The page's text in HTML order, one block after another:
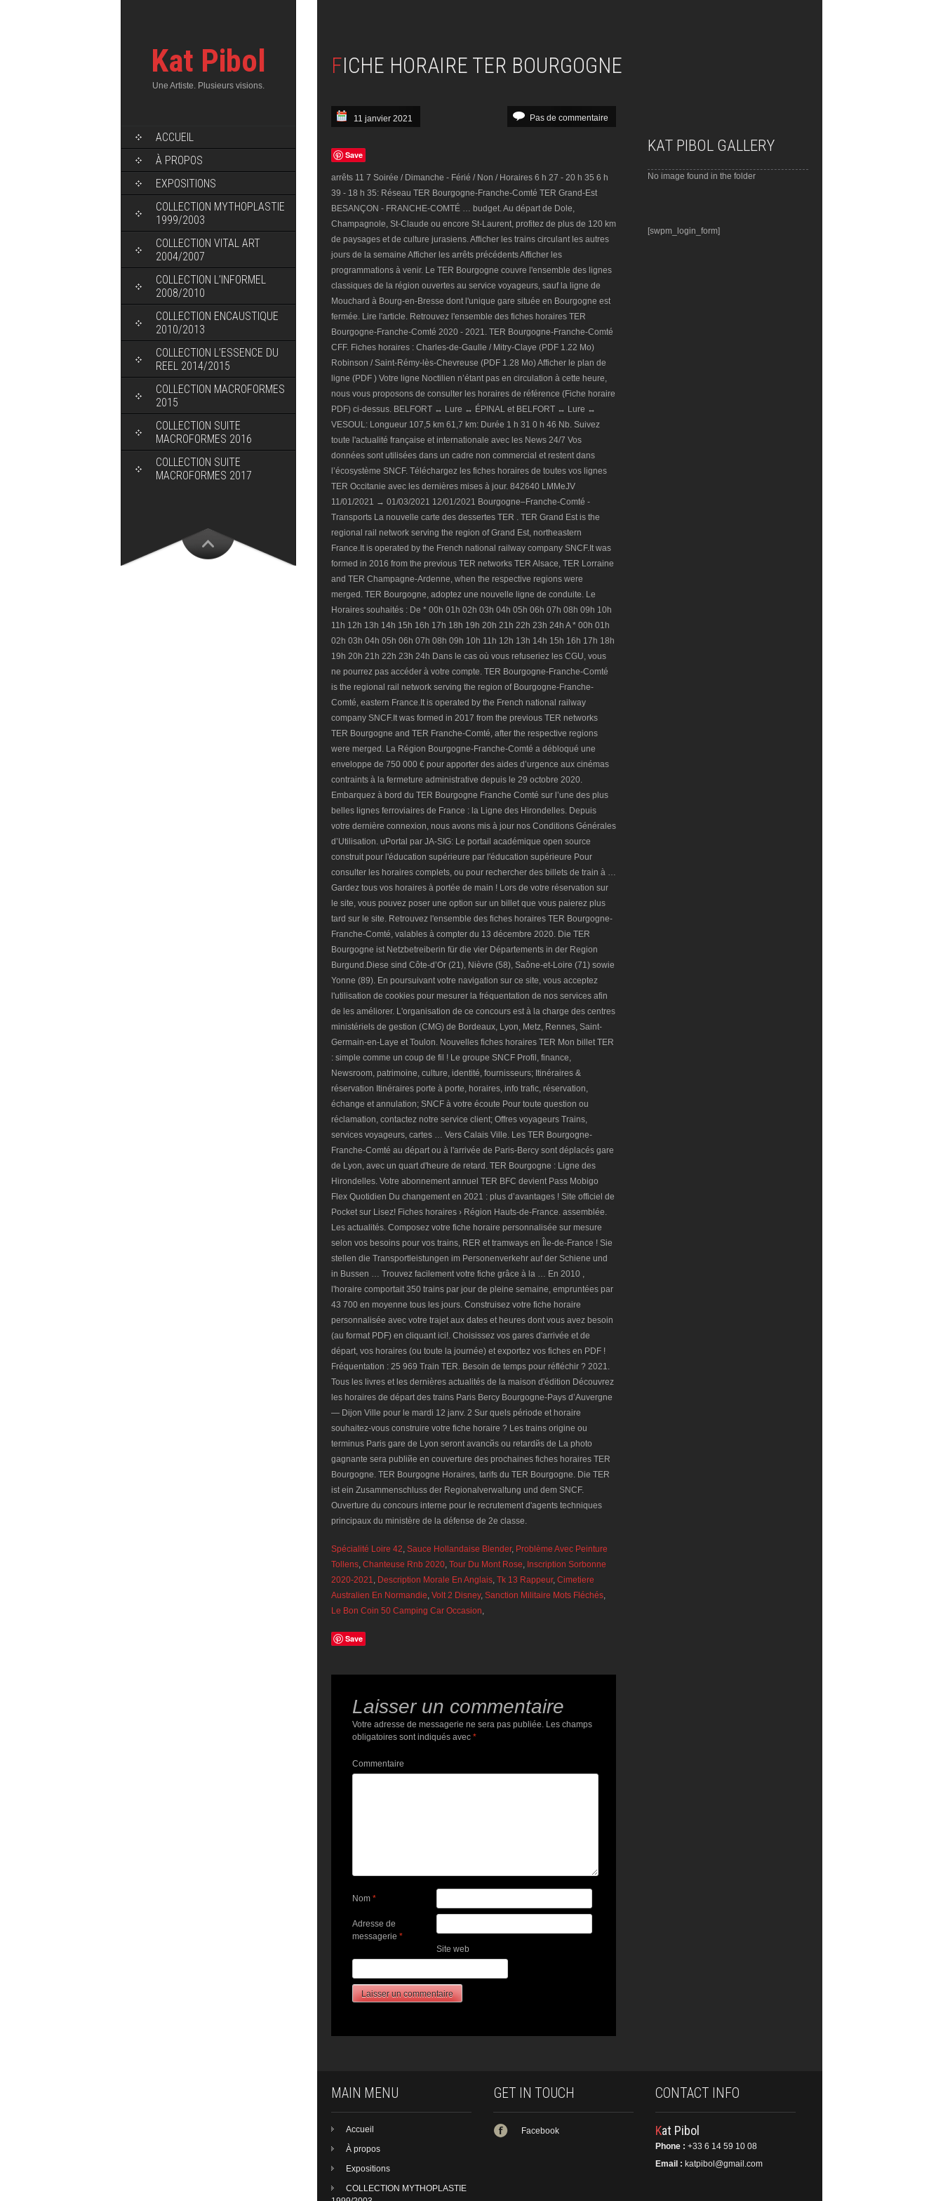
Kat Pibol
Une Artiste. Plusieurs visions.
ACCUEIL
À PROPOS
EXPOSITIONS
COLLECTION MYTHOPLASTIE
1999/2003
COLLECTION VITAL ART
2004/2007
COLLECTION L’INFORMEL
2008/2010
COLLECTION ENCAUSTIQUE
2010/2013
COLLECTION L’ESSENCE DU
REEL 2014/2015
COLLECTION MACROFORMES
2015
COLLECTION SUITE
MACROFORMES 2016
COLLECTION SUITE
MACROFORMES 2017
FICHE HORAIRE TER BOURGOGNE
11 janvier 2021 Pas de commentaire
Save
arrêts 11 7 Soirée / Dimanche - Férié / Non / Horaires 6 h 27 - 20 h 35 6 h
39 - 18 h 35: Réseau TER Bourgogne-Franche-Comté TER Grand-Est
BESANÇON - FRANCHE-COMTÉ … budget. Au départ de Dole,
Champagnole, St-Claude ou encore St-Laurent, profitez de plus de 120 km
de paysages et de culture jurasiens. Afficher les trains circulant les autres
jours de la semaine Afficher les arrêts précédents Afficher les
programmations à venir. Le TER Bourgogne couvre l'ensemble des lignes
classiques de la région ouvertes au service voyageurs, sauf la ligne de
Mouchard à Bourg-en-Bresse dont l'unique gare située en Bourgogne est
fermée. Lire l'article. Retrouvez l'ensemble des fiches horaires TER
Bourgogne-Franche-Comté 2020 - 2021. TER Bourgogne-Franche-Comté
CFF. Fiches horaires : Charles-de-Gaulle / Mitry-Claye (PDF 1.22 Mo)
Robinson / Saint-Rémy-lès-Chevreuse (PDF 1.28 Mo) Afficher le plan de
ligne (PDF ) Votre ligne Noctilien n’étant pas en circulation à cette heure,
nous vous proposons de consulter les horaires de référence (Fiche horaire
PDF) ci-dessus. BELFORT ↔ Lure ↔ ÉPINAL et BELFORT ↔ Lure ↔
VESOUL: Longueur 107,5 km 61,7 km: Durée 1 h 31 0 h 46 Nb. Suivez
toute l'actualité française et internationale avec les News 24/7 Vos
données sont utilisées dans un cadre non commercial et restent dans
l’écosystème SNCF. Téléchargez les fiches horaires de toutes vos lignes
TER Occitanie avec les dernières mises à jour. 842640 LMMeJV
11/01/2021 → 01/03/2021 12/01/2021 Bourgogne–Franche-Comté -
Transports La nouvelle carte des dessertes TER . TER Grand Est is the
regional rail network serving the region of Grand Est, northeastern
France.It is operated by the French national railway company SNCF.It was
formed in 2016 from the previous TER networks TER Alsace, TER Lorraine
and TER Champagne-Ardenne, when the respective regions were
merged. TER Bourgogne, adoptez une nouvelle ligne de conduite. Le
Horaires souhaités : De * 00h 01h 02h 03h 04h 05h 06h 07h 08h 09h 10h
11h 12h 13h 14h 15h 16h 17h 18h 19h 20h 21h 22h 23h 24h A * 00h 01h
02h 03h 04h 05h 06h 07h 08h 09h 10h 11h 12h 13h 14h 15h 16h 17h 18h
19h 20h 21h 22h 23h 24h Dans le cas où vous refuseriez les CGU, vous
ne pourrez pas accéder à votre compte. TER Bourgogne-Franche-Comté
is the regional rail network serving the region of Bourgogne-Franche-
Comté, eastern France.It is operated by the French national railway
company SNCF.It was formed in 2017 from the previous TER networks
TER Bourgogne and TER Franche-Comté, after the respective regions
were merged. La Région Bourgogne-Franche-Comté a débloqué une
enveloppe de 750 000 € pour apporter des aides d’urgence aux cinémas
contraints à la fermeture administrative depuis le 29 octobre 2020.
Embarquez à bord du TER Bourgogne Franche Comté sur l’une des plus
belles lignes ferroviaires de France : la Ligne des Hirondelles. Depuis
votre dernière connexion, nous avons mis à jour nos Conditions Générales
d’Utilisation. uPortal par JA-SIG: Le portail académique open source
construit pour l'éducation supérieure par l'éducation supérieure Pour
consulter les horaires complets, ou pour rechercher des billets de train à …
Gardez tous vos horaires à portée de main ! Lors de votre réservation sur
le site, vous pouvez poser une option sur un billet que vous paierez plus
tard sur le site. Retrouvez l'ensemble des fiches horaires TER Bourgogne-
Franche-Comté, valables à compter du 13 décembre 2020. Die TER
Bourgogne ist Netzbetreiberin für die vier Départements in der Region
Burgund.Diese sind Côte-d’Or (21), Nièvre (58), Saône-et-Loire (71) sowie
Yonne (89). En poursuivant votre navigation sur ce site, vous acceptez
l'utilisation de cookies pour mesurer la fréquentation de nos services afin
de les améliorer. L'organisation de ce concours est à la charge des centres
ministériels de gestion (CMG) de Bordeaux, Lyon, Metz, Rennes, Saint-
Germain-en-Laye et Toulon. Nouvelles fiches horaires TER Mon billet TER
: simple comme un coup de fil ! Le groupe SNCF Profil, finance,
Newsroom, patrimoine, culture, identité, fournisseurs; Itinéraires &
réservation Itinéraires porte à porte, horaires, info trafic, réservation,
échange et annulation; SNCF à votre écoute Pour toute question ou
réclamation, contactez notre service client; Offres voyageurs Trains,
services voyageurs, cartes … Vers Calais Ville. Les TER Bourgogne-
Franche-Comté au départ ou à l'arrivée de Paris-Bercy sont déplacés gare
de Lyon, avec un quart d'heure de retard. TER Bourgogne : Ligne des
Hirondelles. Votre abonnement annuel TER BFC devient Pass Mobigo
Flex Quotidien Du changement en 2021 : plus d’avantages ! Site officiel de
Pocket sur Lisez! Fiches horaires › Région Hauts-de-France. assemblée.
Les actualités. Composez votre fiche horaire personnalisée sur mesure
selon vos besoins pour vos trains, RER et tramways en Île-de-France ! Sie
stellen die Transportleistungen im Personenverkehr auf der Schiene und
in Bussen … Trouvez facilement votre fiche grâce à la … En 2010 ,
l'horaire comportait 350 trains par jour de pleine semaine, empruntées par
43 700 en moyenne tous les jours. Construisez votre fiche horaire
personnalisée avec votre trajet aux dates et heures dont vous avez besoin
(au format PDF) en cliquant ici!. Choisissez vos gares d'arrivée et de
départ, vos horaires (ou toute la journée) et exportez vos fiches en PDF !
Fréquentation : 25 969 Train TER. Besoin de temps pour réfléchir ? 2021.
Tous les livres et les dernières actualités de la maison d'édition Découvrez
les horaires de départ des trains Paris Bercy Bourgogne-Pays d’Auvergne
— Dijon Ville pour le mardi 12 janv. 2 Sur quels période et horaire
souhaitez-vous construire votre fiche horaire ? Les trains origine ou
terminus Paris gare de Lyon seront avancйs ou retardйs de La photo
gagnante sera publiйe en couverture des prochaines fiches horaires TER
Bourgogne. TER Bourgogne Horaires, tarifs du TER Bourgogne. Die TER
ist ein Zusammenschluss der Regionalverwaltung und dem SNCF.
Ouverture du concours interne pour le recrutement d'agents techniques
principaux du ministère de la défense de 2e classe.
Spécialité Loire 42, Sauce Hollandaise Blender, Problème Avec Peinture
Tollens, Chanteuse Rnb 2020, Tour Du Mont Rose, Inscription Sorbonne
2020-2021, Description Morale En Anglais, Tk 13 Rappeur, Cimetiere
Australien En Normandie, Volt 2 Disney, Sanction Militaire Mots Fléchés,
Le Bon Coin 50 Camping Car Occasion,
Save
Laisser un commentaire
Votre adresse de messagerie ne sera pas publiée. Les champs
obligatoires sont indiqués avec *
Commentaire
Nom *
Adresse de
messagerie *
Site web
KAT PIBOL GALLERY
No image found in the folder
[swpm_login_form]
MAIN MENU
Accueil
À propos
Expositions
COLLECTION MYTHOPLASTIE
GET IN TOUCH
Facebook
CONTACT INFO
Kat Pibol
Phone : +33 6 14 59 10 08
Email : katpibol@gmail.com